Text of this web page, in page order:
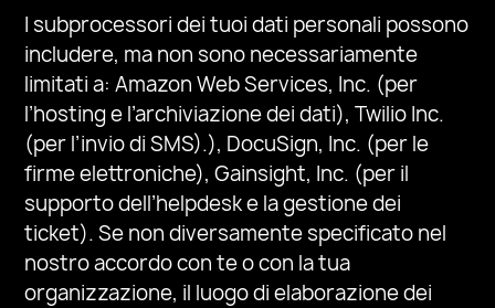
I subprocessori dei tuoi dati personali possono
includere, ma non sono necessariamente
limitati a: Amazon Web Services, Inc. (per
l’hosting e l’archiviazione dei dati), Twilio Inc.
(per l’invio di SMS).), DocuSign, Inc. (per le
firme elettroniche), Gainsight, Inc. (per il
supporto dell’helpdesk e la gestione dei
ticket). Se non diversamente specificato nel
nostro accordo con te o con la tua
organizzazione, il luogo di elaborazione dei